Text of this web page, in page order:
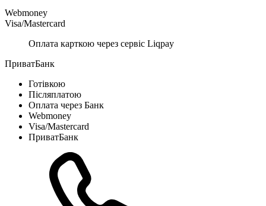
Webmoney
Visa/Mastercard
Оплата карткою через сервіс Liqpay
ПриватБанк
Готівкою
Післяплатою
Оплата через Банк
Webmoney
Visa/Mastercard
ПриватБанк